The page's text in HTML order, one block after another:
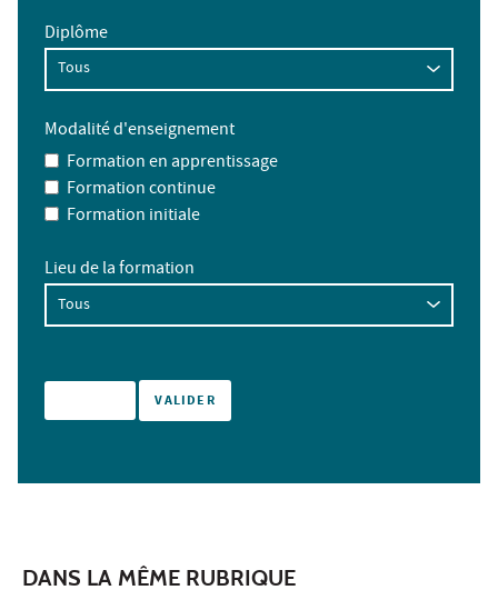
Diplôme
Modalité d'enseignement
Formation en apprentissage
Formation continue
Formation initiale
Lieu de la formation
DANS LA MÊME RUBRIQUE